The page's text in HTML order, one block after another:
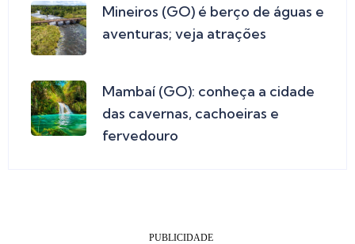
Mineiros (GO) é berço de águas e
aventuras; veja atrações
Mambaí (GO): conheça a cidade
das cavernas, cachoeiras e
fervedouro